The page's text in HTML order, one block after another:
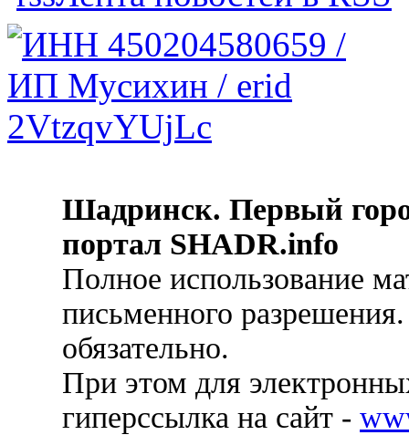
Шадринск. Первый
портал SHADR.info
Полное использование
письменного
обязательно.
При этом для
гиперссылка на сайт -